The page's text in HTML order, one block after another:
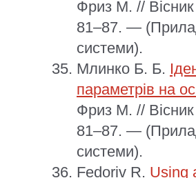
Фриз М. //
81–87. —
системи).
Млинко Б. Б.
параметрів на
Фриз М. //
81–87. —
системи).
Fedoriv R. Using